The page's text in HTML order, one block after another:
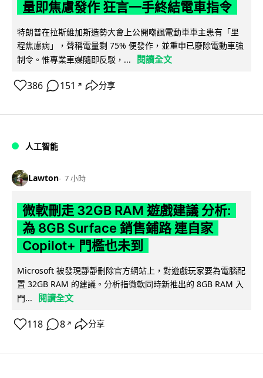
量即焦慮發作 狂言一手終結電車指令
特朗普在拉斯維加斯造勢大會上公開嘲諷電動車車主患有「里
程焦慮病」，聲稱電量剩 75% 便發作，並重申已廢除電動車強
制令。惟專業車媒隨即反駁，...
閱讀全文
386 151 ↗ 分享
人工智能
Lawton 7 小時
微軟刪走 32GB RAM 遊戲建議 分析:
為 8GB Surface 銷售鋪路 連自家
Copilot+ 門檻也未到
Microsoft 被發現靜靜刪除官方網站上，對遊戲玩家要為電腦配
置 32GB RAM 的建議。分析指微軟同時新推出的 8GB RAM 入
門...
閱讀全文
118 8 ↗ 分享